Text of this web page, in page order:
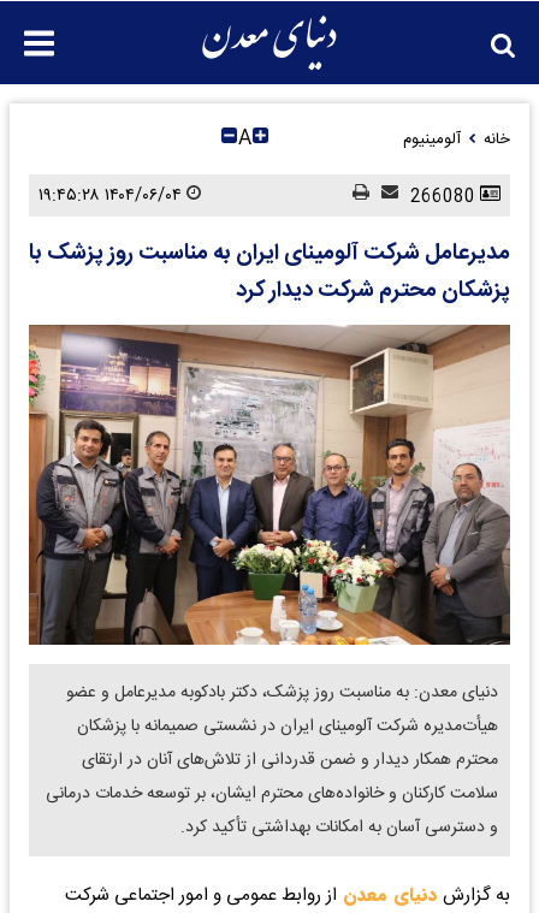
خانه آلومینیوم A
مدیرعامل شرکت آلومینای ایران به مناسبت روز پزشک با
پزشکان محترم شرکت دیدار کرد
دنیای معدن: به مناسبت روز پزشک، دکتر بادکوبه مدیرعامل و عضو
هیأت‌مدیره شرکت آلومینای ایران در نشستی صمیمانه با پزشکان
محترم همکار دیدار و ضمن قدردانی از تلاش‌های آنان در ارتقای
سلامت کارکنان و خانواده‌های محترم ایشان، بر توسعه خدمات درمانی
و دسترسی آسان به امکانات بهداشتی تأکید کرد.
به گزارش دنیای معدن از روابط عمومی و امور اجتماعی شرکت